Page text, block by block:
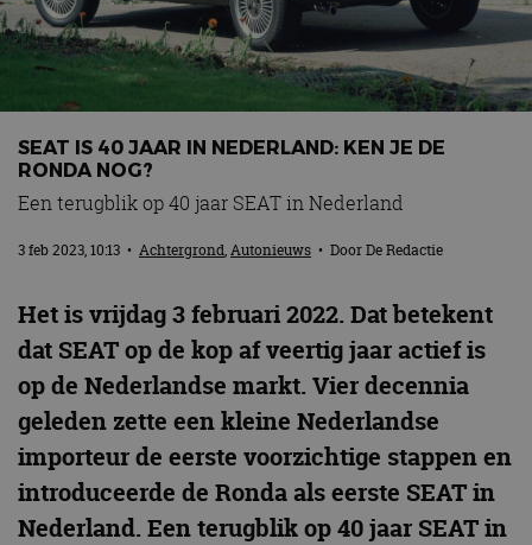
Contact
MotorRAI.nl
SEAT IS 40 JAAR IN NEDERLAND: KEN JE DE
RONDA NOG?
Een terugblik op 40 jaar SEAT in Nederland
3 feb 2023, 10:13 • Achtergrond,Autonieuws • DoorDe Redactie
Het is vrijdag 3 februari 2022. Dat betekent
dat SEAT op de kop af veertig jaar actief is
op de Nederlandse markt. Vier decennia
geleden zette een kleine Nederlandse
importeur de eerste voorzichtige stappen en
introduceerde de Ronda als eerste SEAT in
Nederland. Een terugblik op 40 jaar SEAT in